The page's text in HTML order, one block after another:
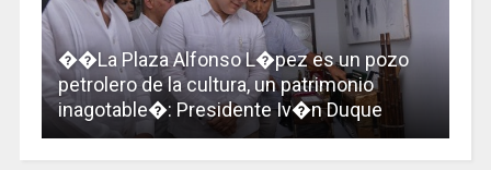
��La Plaza Alfonso L�pez es un pozo
petrolero de la cultura, un patrimonio
inagotable�: Presidente Iv�n Duque